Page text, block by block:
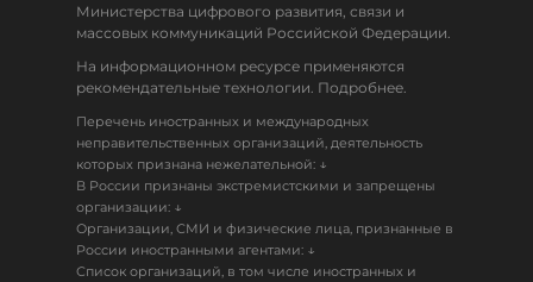
Министерства цифрового развития, связи и
массовых коммуникаций Российской Федерации.
На информационном ресурсе применяются
рекомендательные технологии. Подробнее.
Перечень иностранных и международных
неправительственных организаций, деятельность
которых признана нежелательной: ↓
В России признаны экстремистскими и запрещены
организации: ↓
Организации, СМИ и физические лица, признанные в
России иностранными агентами: ↓
Список организаций, в том числе иностранных и